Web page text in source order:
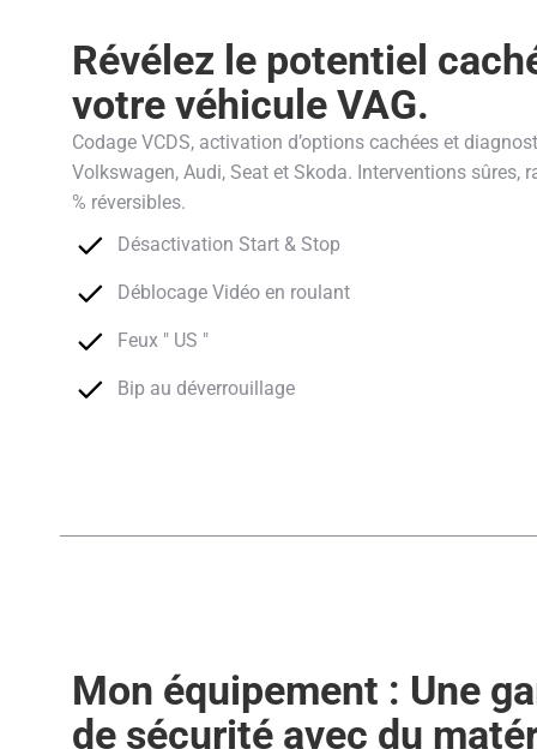
Révélez le potentiel
votre véhicule VAG.
Codage VCDS, activation d’options cachées et
Volkswagen, Audi, Seat et Skoda. Interventions sûres,
% réversibles.
Désactivation Start & Stop
Déblocage Vidéo en roulant
Feux " US "
Bip au déverrouillage
Mon équipement : Une
de sécurité avec du